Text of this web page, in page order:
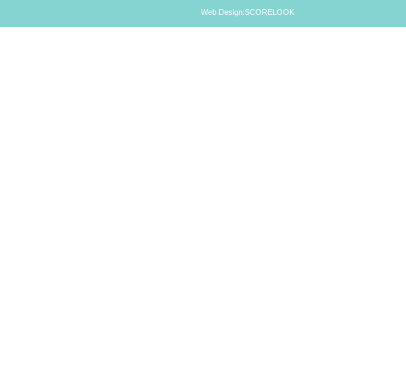
Web Design:SCORELOOK